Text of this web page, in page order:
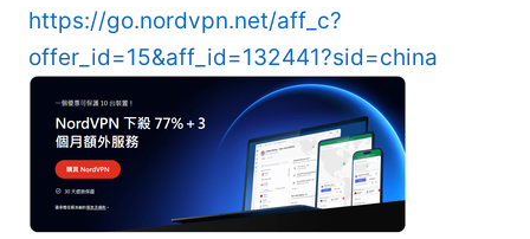
https://go.nordvpn.net/aff_c?
offer_id=15&aff_id=132441?sid=china